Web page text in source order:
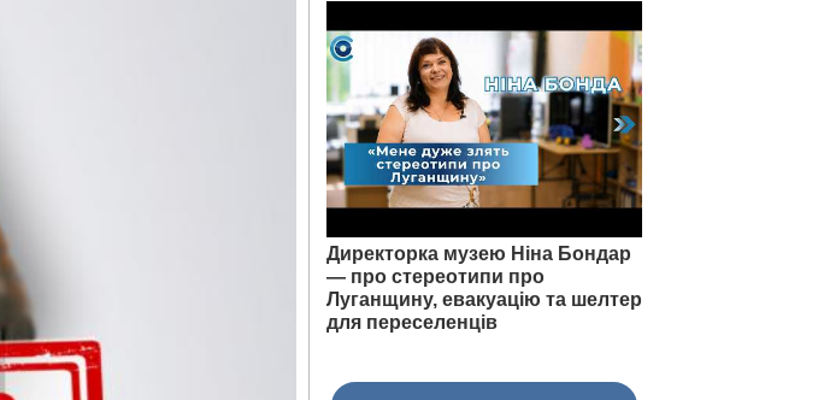
Директорка музею Ніна Бондар
— про стереотипи про
Луганщину, евакуацію та шелтер
для переселенців